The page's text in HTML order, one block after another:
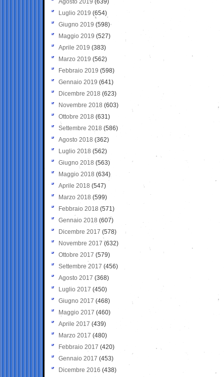
Agosto 2019 (639)
Luglio 2019 (654)
Giugno 2019 (598)
Maggio 2019 (527)
Aprile 2019 (383)
Marzo 2019 (562)
Febbraio 2019 (598)
Gennaio 2019 (641)
Dicembre 2018 (623)
Novembre 2018 (603)
Ottobre 2018 (631)
Settembre 2018 (586)
Agosto 2018 (362)
Luglio 2018 (562)
Giugno 2018 (563)
Maggio 2018 (634)
Aprile 2018 (547)
Marzo 2018 (599)
Febbraio 2018 (571)
Gennaio 2018 (607)
Dicembre 2017 (578)
Novembre 2017 (632)
Ottobre 2017 (579)
Settembre 2017 (456)
Agosto 2017 (368)
Luglio 2017 (450)
Giugno 2017 (468)
Maggio 2017 (460)
Aprile 2017 (439)
Marzo 2017 (480)
Febbraio 2017 (420)
Gennaio 2017 (453)
Dicembre 2016 (438)